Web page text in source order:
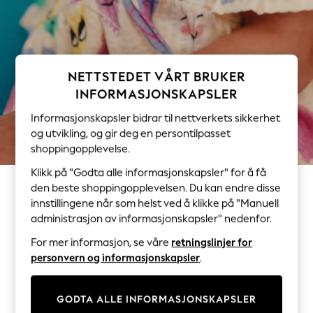
Cardigans
Dresses
Sets & Outfits
T-Shirts
Nightwear & Pyjamas
Trousers & Leggings
Bodysuits & Vests
Shirts & Blouses
Swimwear
Shorts & Skirts
Babygrows & Sleepsuits
Jeans
Jumpsuits & Playsuits
All Holiday Shop
Tops
Shorts
NETTSTEDET VÅRT BRUKER
INFORMASJONSKAPSLER
Informasjonskapsler bidrar til nettverkets sikkerhet
og utvikling, og gir deg en persontilpasset
shoppingopplevelse.
Klikk på "Godta alle informasjonskapsler" for å få
den beste shoppingopplevelsen. Du kan endre disse
innstillingene når som helst ved å klikke på "Manuell
administrasjon av informasjonskapsler" nedenfor.
For mer informasjon, se våre retningslinjer for
personvern og informasjonskapsler.
GODTA ALLE INFORMASJONSKAPSLER